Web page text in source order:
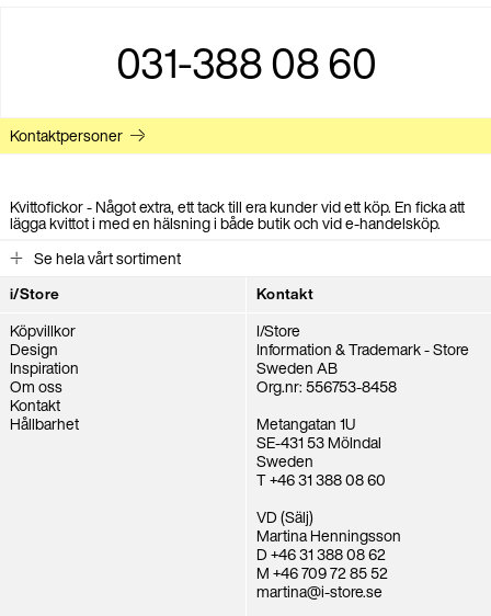
031-388 08 60
Kontaktpersoner
Kvittofickor - Något extra, ett tack till era kunder vid ett köp. En ficka att
lägga kvittot i med en hälsning i både butik och vid e-handelsköp.
Se hela vårt sortiment
i/Store
Köpvillkor
Design
Inspiration
Om oss
Kontakt
Hållbarhet
Kontakt
I/Store
Information & Trademark - Store
Sweden AB
Org.nr: 556753-8458
Metangatan 1U
SE-431 53 Mölndal
Sweden
T +46 31 388 08 60
VD (Sälj)
Martina Henningsson
D +46 31 388 08 62
M +46 709 72 85 52
martina@i-store.se